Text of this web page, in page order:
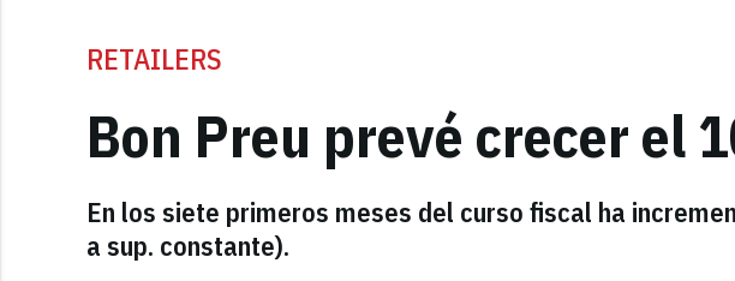
RETAILERS
Bon Preu prevé crecer el
En los siete primeros meses del curso fiscal ha
a sup. constante).